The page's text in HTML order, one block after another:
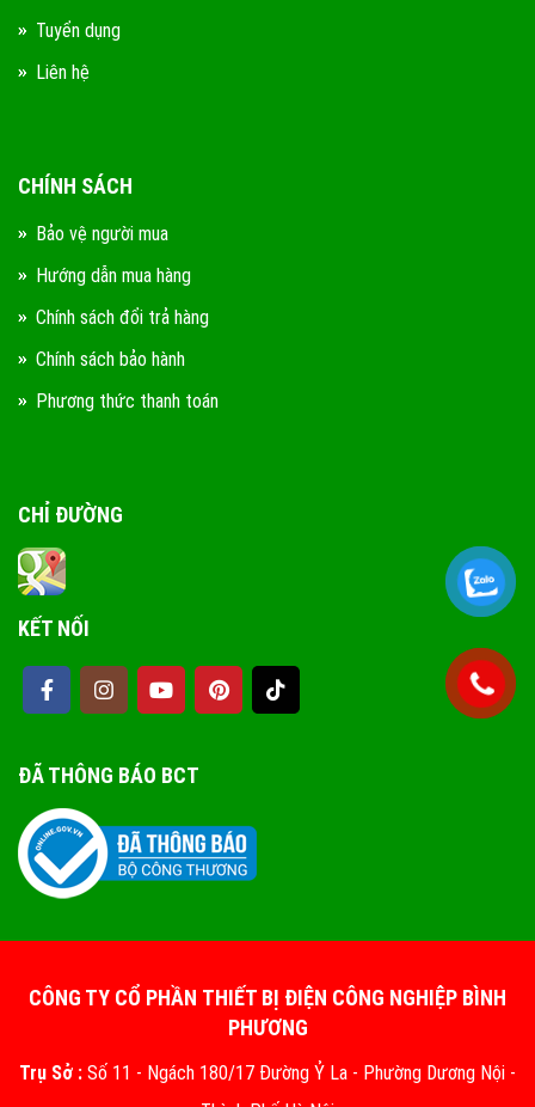
Tuyển dụng
Liên hệ
CHÍNH SÁCH
Bảo vệ người mua
Hướng dẫn mua hàng
Chính sách đổi trả hàng
Chính sách bảo hành
Phương thức thanh toán
CHỈ ĐƯỜNG
KẾT NỐI
ĐÃ THÔNG BÁO BCT
CÔNG TY CỔ PHẦN THIẾT BỊ ĐIỆN CÔNG NGHIỆP BÌNH
PHƯƠNG
Trụ Sở : Số 11 - Ngách 180/17 Đường Ỷ La - Phường Dương Nội -